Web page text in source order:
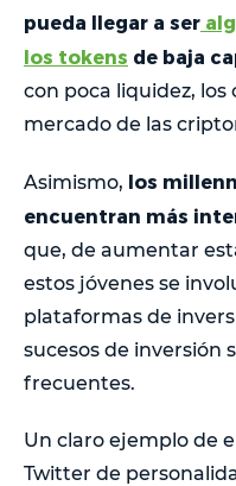
pueda llegar a ser
los tokens de baja
con poca liquidez, los
mercado de las
Asimismo, los
encuentran más
que, de aumentar
estos jóvenes se
plataformas de
sucesos de inversión
frecuentes.
Un claro ejemplo de
Twitter de